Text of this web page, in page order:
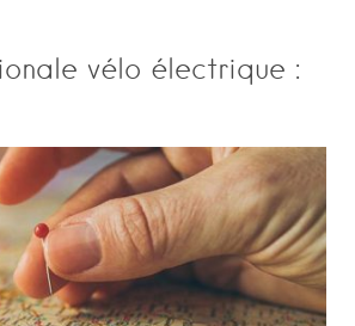
vélo électrique :